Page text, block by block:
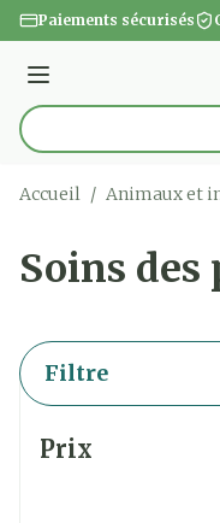
Aller au contenu
Paiements sécurisés
Menu
Rechercher
Accueil / Animaux et
Soins des
Filtre
Prix